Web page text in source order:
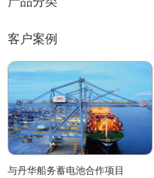
客户案例
与丹华船务蓄电池合作项目